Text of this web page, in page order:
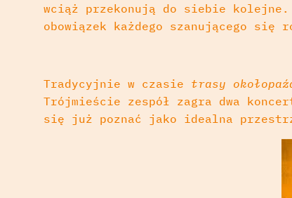
wciąż przekonują do siebie kolejne.
obowiązek każdego szanującego się
Tradycyjnie w czasie trasy
Trójmieście zespół zagra dwa
się już poznać jako idealna